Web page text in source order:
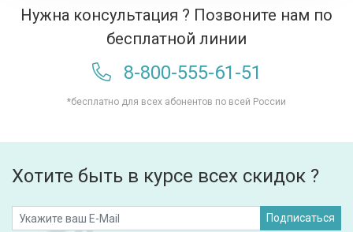
Нужна консультация ? Позвоните нам по
бесплатной линии
8-800-555-61-51
*бесплатно для всех абонентов по всей России
Хотите быть в курсе всех скидок ?
Подписаться